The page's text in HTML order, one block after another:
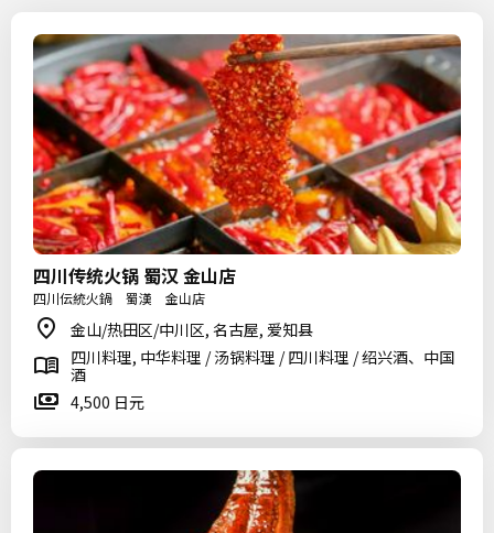
四川传统火锅 蜀汉 金山店
四川伝統火鍋 蜀漢 金山店
金山/热田区/中川区, 名古屋, 爱知县
四川料理, 中华料理 / 汤锅料理 / 四川料理 / 绍兴酒、中国
酒
4,500 日元